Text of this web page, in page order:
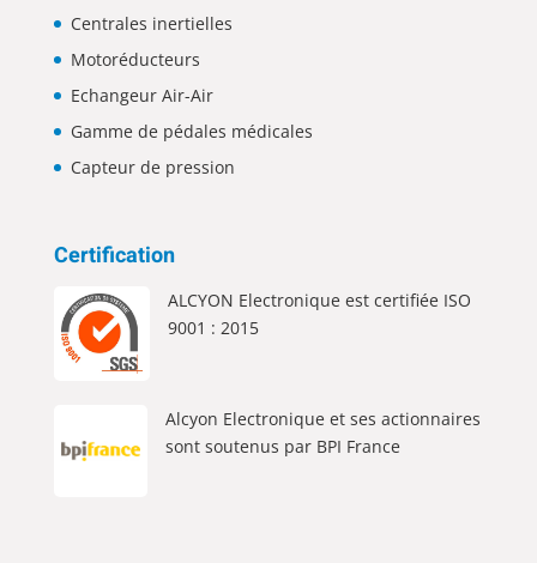
Centrales inertielles
Motoréducteurs
Echangeur Air-Air
Gamme de pédales médicales
Capteur de pression
Certification
ALCYON Electronique est certifiée ISO
9001 : 2015
Alcyon Electronique et ses actionnaires
sont soutenus par BPI France